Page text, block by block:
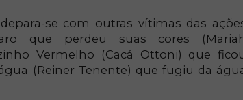
se com outras vítimas das
que perdeu suas cores
Vermelho (Cacá Ottoni) que
(Reiner Tenente) que fugiu da